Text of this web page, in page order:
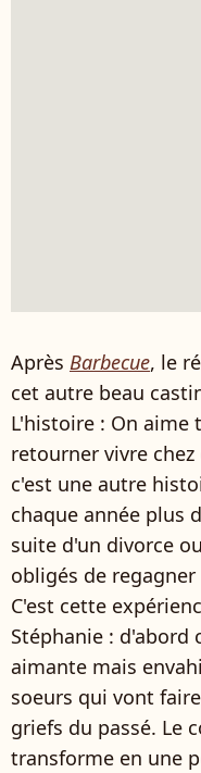
Après Barbecue, le
cet autre beau
L'histoire : On aime
retourner vivre
c'est une autre
chaque année plus
suite d'un divorce
obligés de
C'est cette
Stéphanie : d'abord
aimante mais
soeurs qui vont
griefs du passé. Le
transforme en une